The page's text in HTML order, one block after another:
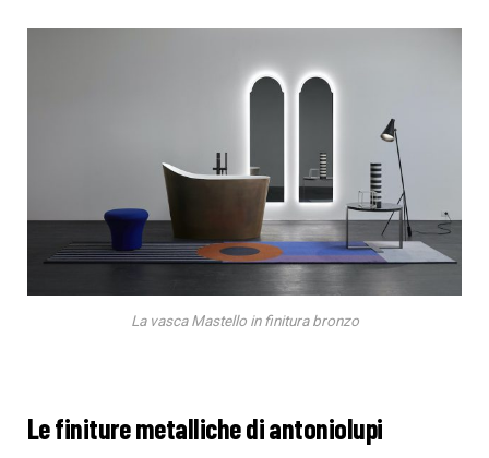
La vasca Mastello in finitura bronzo
Le finiture metalliche di antoniolupi